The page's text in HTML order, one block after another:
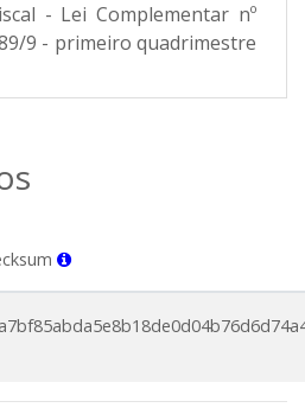
- Lei Complementar nº
9 - primeiro quadrimestre